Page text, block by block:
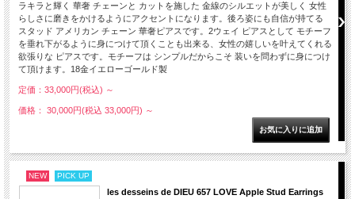
ラキラと輝く 華奢 チェーンと カットを施した 金線のシルエットが美しく 女性
らしさに磨きをかけるようにアクセントになります。後ろ姿にも自信が持てる
スタッド アメリカン チェーン 華奢ピアスです。2ウェイ ピアスとして モチーフ
を垂れ下がるように身につけて頂くことも出来る、女性の嬉しいを叶えてくれる
欲張りな ピアスです。モチーフは シンプルだからこそ 装いを問わずに身につけ
て頂けます。18金イエローゴールド製
定価：33,000円(税込) ～
価格： 30,000円(税込 33,000円) ～
NEW PICK UP
les desseins de DIEU 657 LOVE Apple Stud Earrings